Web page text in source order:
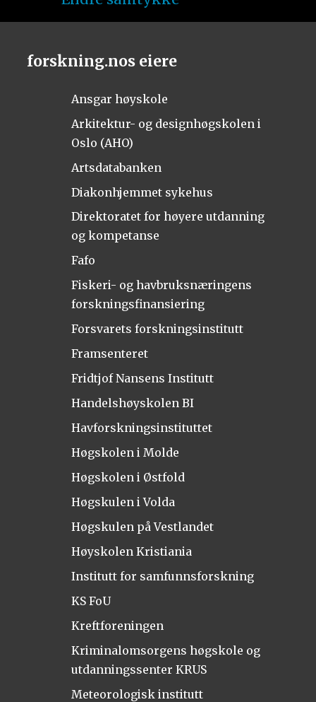
forskning.nos eiere
Ansgar høyskole
Arkitektur- og designhøgskolen i
Oslo (AHO)
Artsdatabanken
Diakonhjemmet sykehus
Direktoratet for høyere utdanning
og kompetanse
Fafo
Fiskeri- og havbruksnæringens
forskningsfinansiering
Forsvarets forskningsinstitutt
Framsenteret
Fridtjof Nansens Institutt
Handelshøyskolen BI
Havforskningsinstituttet
Høgskolen i Molde
Høgskolen i Østfold
Høgskulen i Volda
Høgskulen på Vestlandet
Høyskolen Kristiania
Institutt for samfunnsforskning
KS FoU
Kreftforeningen
Kriminalomsorgens høgskole og
utdanningssenter KRUS
Meteorologisk institutt